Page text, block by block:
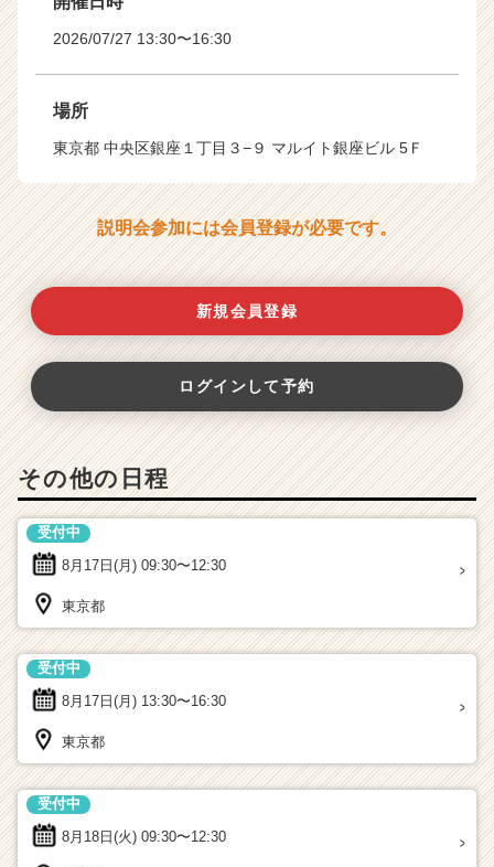
2026/07/27 13:30〜16:30
場所
東京都 中央区銀座１丁目３−９ マルイト銀座ビル 5Ｆ
説明会参加には会員登録が必要です。
新規会員登録
ログインして予約
その他の日程
8月17日(月) 09:30〜12:30
受付中
東京都
8月17日(月) 13:30〜16:30
受付中
東京都
8月18日(火) 09:30〜12:30
受付中